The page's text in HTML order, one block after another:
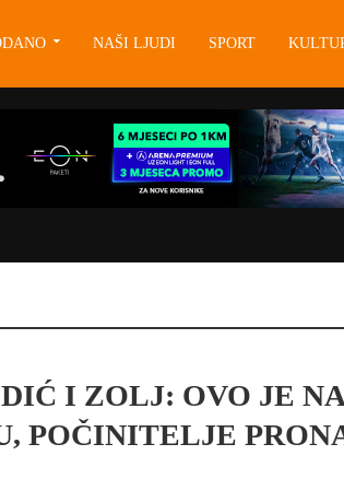
NAŠI LJUDI SPORT
I ZOLJ: OVO JE
POČINITELJE